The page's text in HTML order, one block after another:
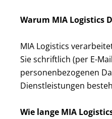
Warum MIA Logistics
MIA Logistics
Sie schriftlich (per E-
personenbezogenen
Dienstleistungen
Wie lange MIA